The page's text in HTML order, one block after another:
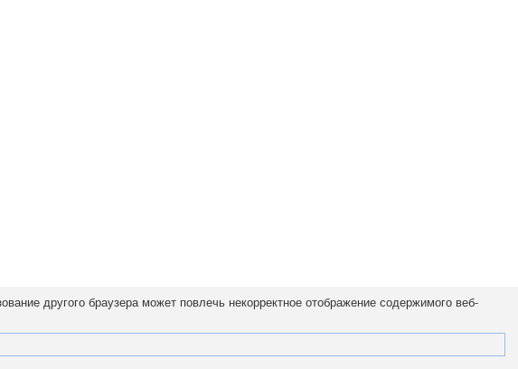
другого браузера может повлечь некорректное отображение содержимого веб-